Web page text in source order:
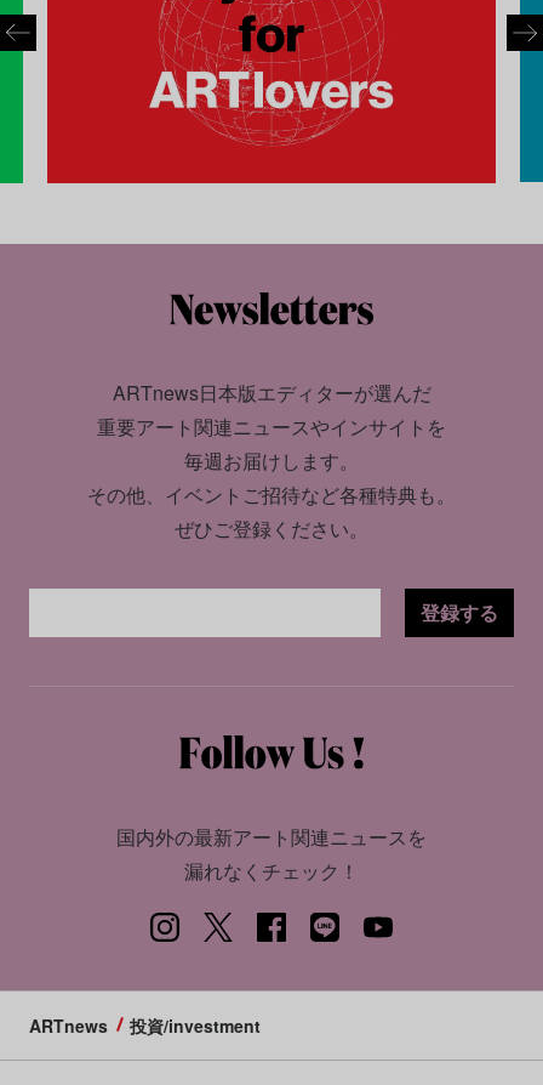
ARTnews日本版エディターが選んだ
重要アート関連ニュースやインサイトを
毎週お届けします。
その他、イベントご招待など各種特典も。
ぜひご登録ください。
登録する
国内外の最新アート関連ニュースを
漏れなくチェック！
ARTnews 投資/investment